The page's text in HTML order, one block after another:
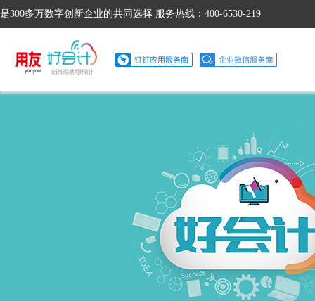
是300多万数字创新企业的共同选择 服务热线：400-6530-219